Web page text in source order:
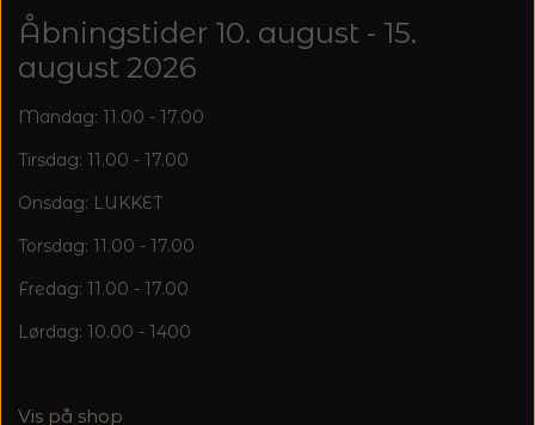
Åbningstider 10. august - 15.
august 2026
Mandag: 11.00 - 17.00
Tirsdag: 11.00 - 17.00
Onsdag: LUKKET
Torsdag: 11.00 - 17.00
Fredag: 11.00 - 17.00
Lørdag: 10.00 - 1400
Vis på shop